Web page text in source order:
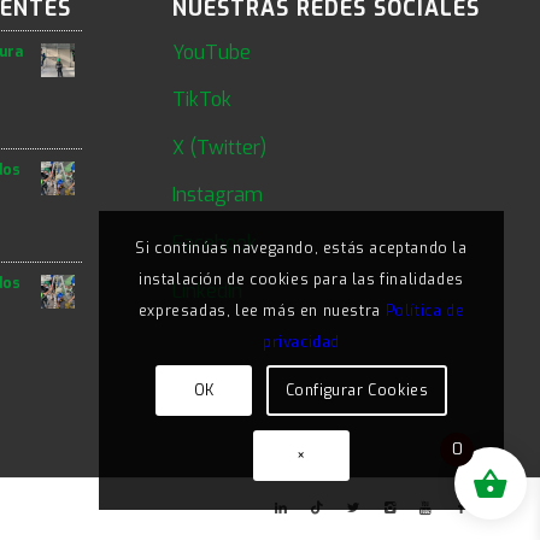
NUESTRAS REDES SOCIALES
YouTube
TikTok
X (Twitter)
Instagram
Facebook
LinkedIn
Si continúas navegando, estás aceptando la
instalación de cookies para las finalidades
expresadas, lee más en nuestra Política de
privacidad
OK Configurar Cookies
× 0